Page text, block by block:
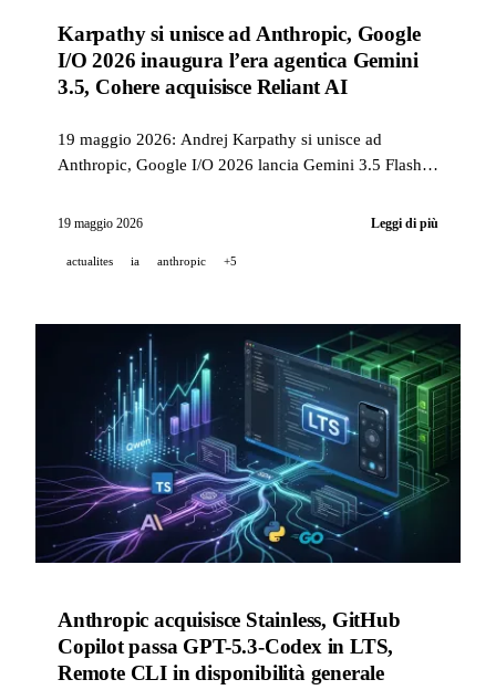
Karpathy si unisce ad Anthropic, Google
I/O 2026 inaugura l’era agentica Gemini
3.5, Cohere acquisisce Reliant AI
19 maggio 2026: Andrej Karpathy si unisce ad
Anthropic, Google I/O 2026 lancia Gemini 3.5 Flash,
Skills, Cohere acquisisce Reliant AI per la biopharma.
19 maggio 2026 Leggi di più
actualites ia anthropic +5
Anthropic acquisisce Stainless, GitHub
Copilot passa GPT-5.3-Codex in LTS,
Remote CLI in disponibilità generale